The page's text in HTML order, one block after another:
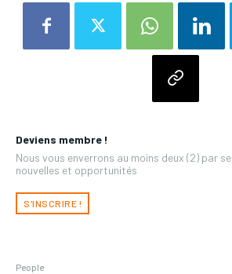
Deviens membre !
Nous vous enverrons au moins deux (2) par
nouvelles et opportunités
S'INSCRIRE !
People